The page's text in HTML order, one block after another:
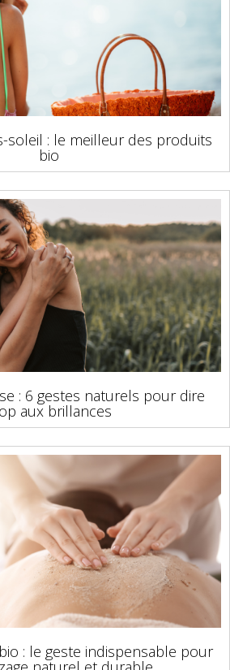
soleil : le meilleur des produits
bio
: 6 gestes naturels pour dire
aux brillances
: le geste indispensable pour